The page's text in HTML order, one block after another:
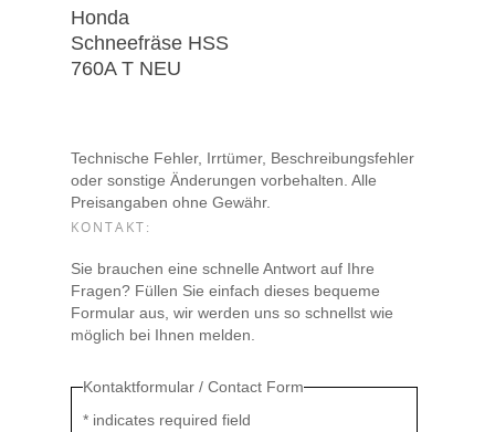
Honda
Schneefräse HSS
760A T NEU
Technische Fehler, Irrtümer, Beschreibungsfehler
oder sonstige Änderungen vorbehalten. Alle
Preisangaben ohne Gewähr.
KONTAKT:
Sie brauchen eine schnelle Antwort auf Ihre
Fragen? Füllen Sie einfach dieses bequeme
Formular aus, wir werden uns so schnellst wie
möglich bei Ihnen melden.
Kontaktformular / Contact Form
* indicates required field